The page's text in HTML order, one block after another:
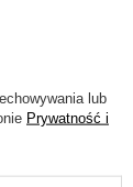
lub
Prywatność i